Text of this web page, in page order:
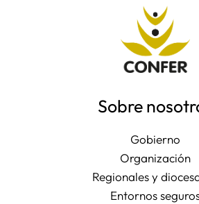
Sobre
Gobierno
Organización
Regionales y
Entornos